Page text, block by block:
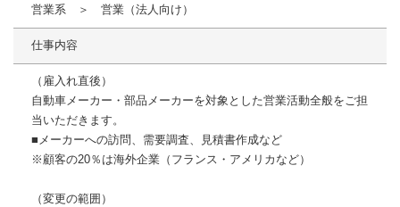
営業系 ＞ 営業（法人向け）
仕事内容
（雇入れ直後）
自動車メーカー・部品メーカーを対象とした営業活動全般をご担
当いただきます。
■メーカーへの訪問、需要調査、見積書作成など
※顧客の20％は海外企業（フランス・アメリカなど）
（変更の範囲）